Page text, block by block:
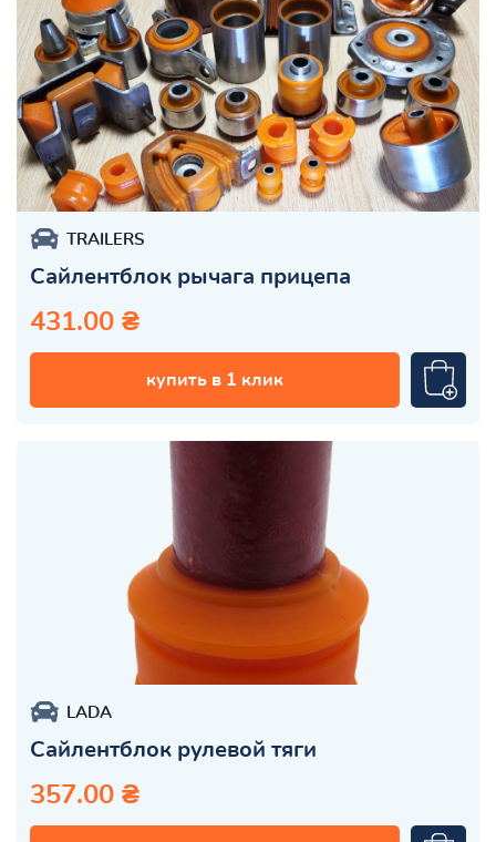
TRAILERS
Сайлентблок рычага прицепа
431.00 ₴
купить в 1 клик
LADA
Сайлентблок рулевой тяги
357.00 ₴